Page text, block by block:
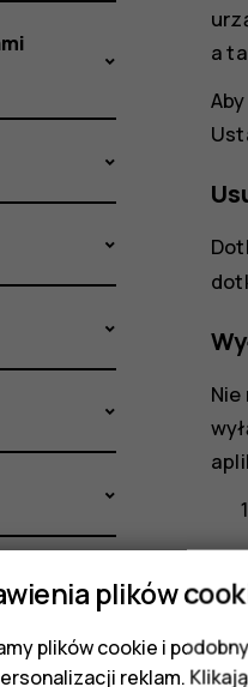
a
plików
plików cookie i
reklam.